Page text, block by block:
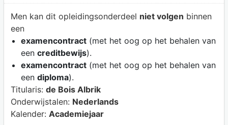
Men kan dit opleidingsonderdeel niet volgen binnen
een
examencontract(met het oog op het behalen van
een creditbewijs).
examencontract(met het oog op het behalen van
een diploma).
Titularis: de Bois Albrik
Onderwijstalen: Nederlands
Kalender: Academiejaar